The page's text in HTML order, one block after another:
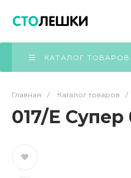
КАТАЛОГ ТОВАРОВ
Главная / Каталог товаров /
017/Е